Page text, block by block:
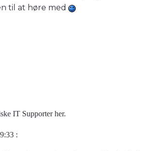
til at høre med
IT Supporter her.
: